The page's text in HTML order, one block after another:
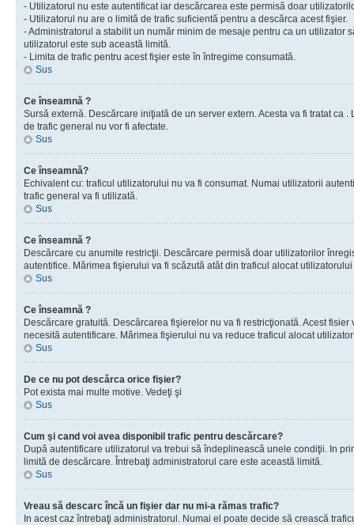
- Utilizatorul nu este autentificat iar descărcarea este permisă doar
- Utilizatorul nu are o limită de trafic suficientă pentru a descărca acest fişier.
- Administratorul a stabilit un număr minim de mesaje pentru ca un utilizator
utilizatorul este sub această limită.
- Limita de trafic pentru acest fişier este în întregime consumată.
Sus
Ce înseamnă ?
Sursă externă. Descărcare iniţiată de un server extern. Acesta va fi tratat ca
de trafic general nu vor fi afectate.
Sus
Ce înseamnă?
Echivalent cu: traficul utilizatorului nu va fi consumat. Numai utilizatorii
trafic general va fi utilizată.
Sus
Ce înseamnă ?
Descărcare cu anumite restricţii. Descărcare permisă doar utilizatorilor
autentifice. Mărimea fişierului va fi scăzută atât din traficul alocat
Sus
Ce înseamnă ?
Descărcare gratuită. Descărcarea fişierelor nu va fi restricţionată. Acest
necesită autentificare. Mărimea fişierului nu va reduce traficul alocat
Sus
De ce nu pot descărca orice fişier?
Pot exista mai multe motive. Vedeţi şi
Sus
Cum şi cand voi avea disponibil trafic pentru descărcare?
După autentificare utilizatorul va trebui să îndeplinească unele condiţii. In
limită de descărcare. Întrebaţi administratorul care este această limită.
Sus
Vreau să descarc încă un fişier dar nu mi-a rămas trafic?
In acest caz întrebaţi administratorul. Numai el poate decide să crească